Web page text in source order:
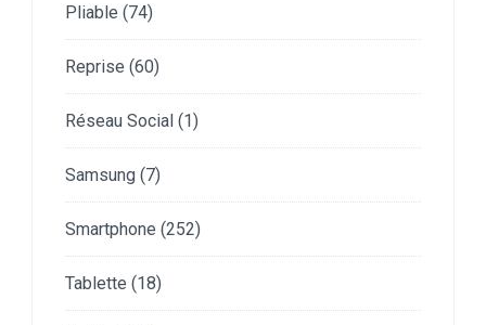
Pliable (74)
Reprise (60)
Réseau Social (1)
Samsung (7)
Smartphone (252)
Tablette (18)